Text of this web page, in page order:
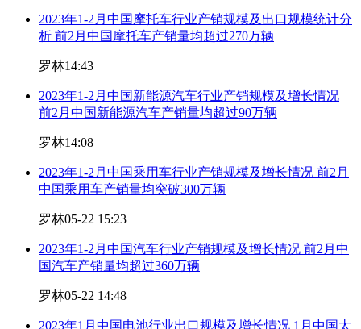
2023年1-2月中国摩托车行业产销规模及出口规模统计分
析 前2月中国摩托车产销量均超过270万辆
罗林14:43
2023年1-2月中国新能源汽车行业产销规模及增长情况
前2月中国新能源汽车产销量均超过90万辆
罗林14:08
2023年1-2月中国乘用车行业产销规模及增长情况 前2月
中国乘用车产销量均突破300万辆
罗林05-22 15:23
2023年1-2月中国汽车行业产销规模及增长情况 前2月中
国汽车产销量均超过360万辆
罗林05-22 14:48
2023年1月中国电池行业出口规模及增长情况 1月中国太